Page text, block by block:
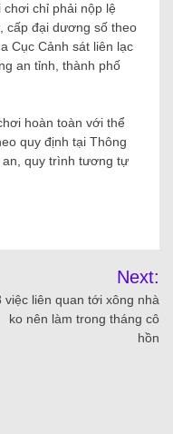
chỉ phải nộp lệ
cấp đại dương số theo
Cục Cảnh sát liên lạc
an tỉnh, thành phố
hoàn toàn với thể
quy định tại Thông
an, quy trình tương tự
Next:
việc liên quan tới xông nhà
ko nên làm trong tháng cô
hồn